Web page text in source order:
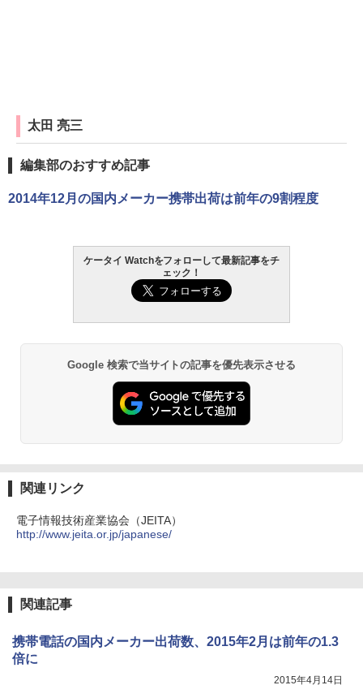
太田 亮三
編集部のおすすめ記事
2014年12月の国内メーカー携帯出荷は前年の9割程度
ケータイ Watchをフォローして最新記事をチ
ェック！
Google 検索で当サイトの記事を優先表示させる
関連リンク
電子情報技術産業協会（JEITA）
http://www.jeita.or.jp/japanese/
関連記事
携帯電話の国内メーカー出荷数、2015年2月は前年の1.3
倍に
2015年4月14日